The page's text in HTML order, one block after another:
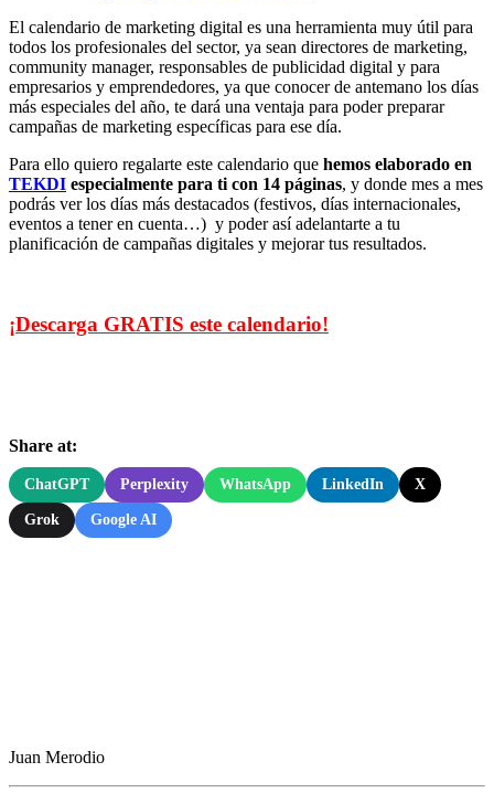
El calendario de marketing digital es una herramienta muy útil para
todos los profesionales del sector, ya sean directores de marketing,
community manager, responsables de publicidad digital y para
empresarios y emprendedores, ya que conocer de antemano los días
más especiales del año, te dará una ventaja para poder preparar
campañas de marketing específicas para ese día.
Para ello quiero regalarte este calendario que hemos elaborado en
TEKDI especialmente para ti con 14 páginas, y donde mes a mes
podrás ver los días más destacados (festivos, días internacionales,
eventos a tener en cuenta…) y poder así adelantarte a tu
planificación de campañas digitales y mejorar tus resultados.
¡Descarga GRATIS este calendario!
Share at:
ChatGPT Perplexity WhatsApp LinkedIn X
Grok Google AI
Juan Merodio